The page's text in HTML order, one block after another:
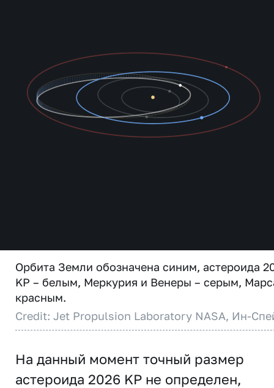
Орбита Земли обозначена синим, астероида
KP – белым, Меркурия и Венеры – серым,
красным.
Credit: Jet Propulsion Laboratory NASA, Ин-
На данный момент точный размер
астероида 2026 KP не определен,